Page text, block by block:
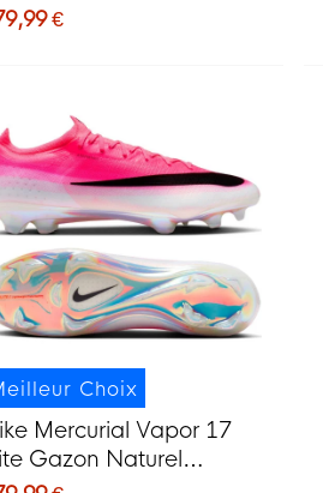
de Foot (SG)
€
Choix
Mercurial Vapor 17
Gazon Naturel
de Foot (FG)